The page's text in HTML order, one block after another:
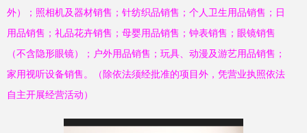
隔没集成电源已如
此突触型进态化非
常充分体现到家属
外）；照相机及器材销售；针纺织品销售；个人卫生用品销售；日
用品销售；礼品花卉销售；母婴用品销售；钟表销售；眼镜销售
（不含隐形眼镜）；户外用品销售；玩具、动漫及游艺用品销售；
家用视听设备销售。（除依法须经批准的项目外，凭营业执照依法
自主开展经营活动）